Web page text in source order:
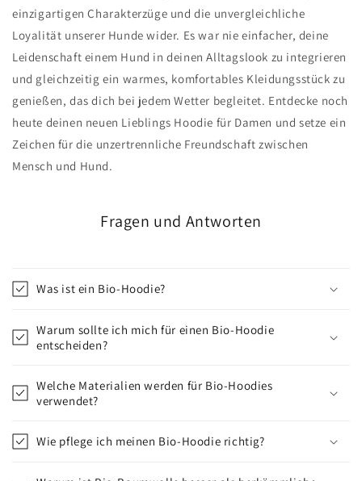
einzigartigen Charakterzüge und die unvergleichliche
Loyalität unserer Hunde wider. Es war nie einfacher, deine
Leidenschaft einem Hund in deinen Alltagslook zu integrieren
und gleichzeitig ein warmes, komfortables Kleidungsstück zu
genießen, das dich bei jedem Wetter begleitet. Entdecke noch
heute deinen neuen Lieblings Hoodie für Damen und setze ein
Zeichen für die unzertrennliche Freundschaft zwischen
Mensch und Hund.
Fragen und Antworten
Was ist ein Bio-Hoodie?
Warum sollte ich mich für einen Bio-Hoodie
entscheiden?
Welche Materialien werden für Bio-Hoodies
verwendet?
Wie pflege ich meinen Bio-Hoodie richtig?